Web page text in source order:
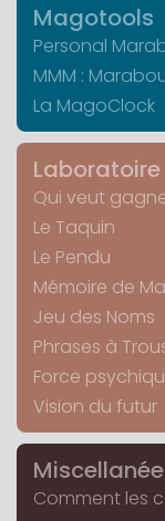
Magotools
Personal
MMM :
La MagoClock
Laboratoire
Qui veut
Le Taquin
Le Pendu
Mémoire de
Jeu des Noms
Phrases à
Force
Vision du futur
Comment les